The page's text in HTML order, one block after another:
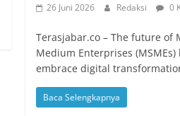
26 Juni 2026 Redaksi 0
Terasjabar.co – The future of
Medium Enterprises
embrace digital
Baca Selengkapnya